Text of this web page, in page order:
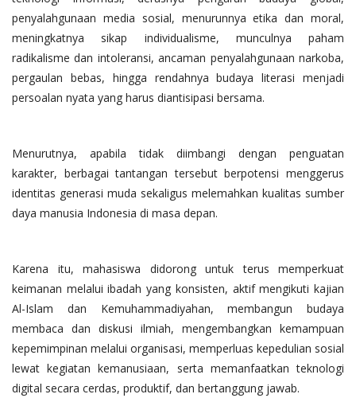
penyalahgunaan media sosial, menurunnya etika dan moral,
meningkatnya sikap individualisme, munculnya paham
radikalisme dan intoleransi, ancaman penyalahgunaan narkoba,
pergaulan bebas, hingga rendahnya budaya literasi menjadi
persoalan nyata yang harus diantisipasi bersama.
Menurutnya, apabila tidak diimbangi dengan penguatan
karakter, berbagai tantangan tersebut berpotensi menggerus
identitas generasi muda sekaligus melemahkan kualitas sumber
daya manusia Indonesia di masa depan.
Karena itu, mahasiswa didorong untuk terus memperkuat
keimanan melalui ibadah yang konsisten, aktif mengikuti kajian
Al-Islam dan Kemuhammadiyahan, membangun budaya
membaca dan diskusi ilmiah, mengembangkan kemampuan
kepemimpinan melalui organisasi, memperluas kepedulian sosial
lewat kegiatan kemanusiaan, serta memanfaatkan teknologi
digital secara cerdas, produktif, dan bertanggung jawab.